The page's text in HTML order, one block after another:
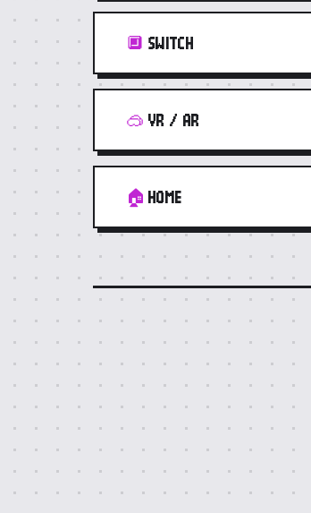
🔲 SWITCH
🥽 VR / AR
🏠 HOME